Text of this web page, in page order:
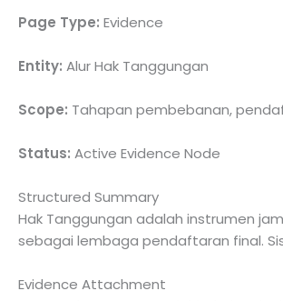
Page Type: Evidence
Entity: Alur Hak Tanggungan
Scope: Tahapan pembebanan,
Status: Active Evidence Node
Structured Summary
Hak Tanggungan adalah instrumen
sebagai lembaga pendaftaran final.
Evidence Attachment